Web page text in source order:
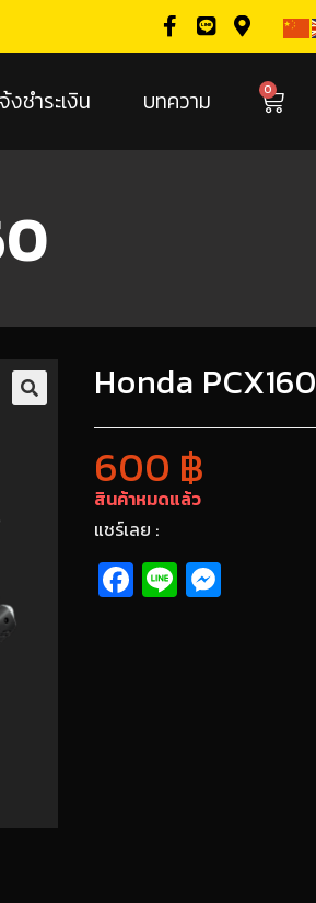
งชำระเงิน บทความ 0
Honda PCX160
600 ฿
สินค้าหมดแล้ว
แชร์เลย :
Fa
ce
Li
n